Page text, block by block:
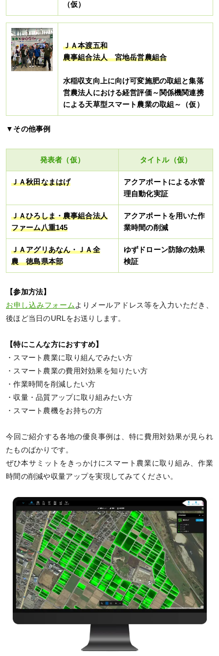
（仮）
ＪＡ本渡五和
農事組合法人 宮地岳営農組合
水稲収支向上に向け可変施肥の取組と集落
営農法人における経営評価～関係機関連携
による天草型スマート農業の取組～（仮）
▼その他事例
発表者（仮） タイトル（仮）
ＪＡ秋田なまはげ
アクアポートによる水管
理自動化実証
ＪＡひろしま・農事組合法人
ファーム八重145
アクアポートを用いた作
業時間の削減
ＪＡアグリあなん・ＪＡ全
農 徳島県本部
ゆずドローン防除の効果
検証
【参加方法】
お申し込みフォームよりメールアドレス等を入力いただき、
後ほど当日のURLをお送りします。
【特にこんな方におすすめ】
・スマート農業に取り組んでみたい方
・スマート農業の費用対効果を知りたい方
・作業時間を削減したい方
・収量・品質アップに取り組みたい方
・スマート農機をお持ちの方
今回ご紹介する各地の優良事例は、特に費用対効果が見られ
たものばかりです。
ぜひ本サミットをきっかけにスマート農業に取り組み、作業
時間の削減や収量アップを実現してみてください。